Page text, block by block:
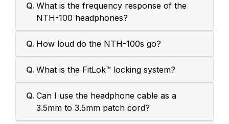
Q. What is the frequency response of the
NTH-100 headphones?
Q. How loud do the NTH-100s go?
Q. What is the FitLok™ locking system?
Q. Can I use the headphone cable as a
3.5mm to 3.5mm patch cord?